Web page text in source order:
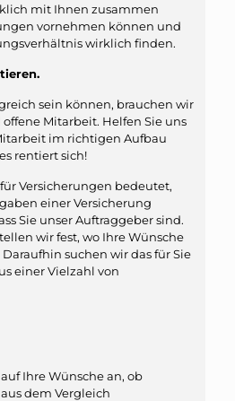
mit Ihnen zusammen
vornehmen können und
wirklich finden.
sein können, brauchen wir
Mitarbeit. Helfen Sie uns
im richtigen Aufbau
rentiert sich!
Versicherungen bedeutet,
einer Versicherung
Sie unser Auftraggeber sind.
wir fest, wo Ihre Wünsche
suchen wir das für Sie
einer Vielzahl von
Ihre Wünsche an, ob
dem Vergleich